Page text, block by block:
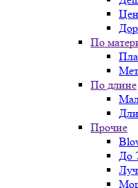
По
По длине
Прочие
До